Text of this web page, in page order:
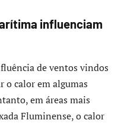
influenciam
de ventos vindos
o calor em algumas
em áreas mais
Fluminense, o calor